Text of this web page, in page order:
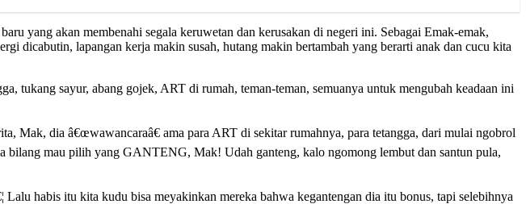
yang akan membenahi segala keruwetan dan kerusakan di negeri ini. Sebagai Emak-emak,
dicabutin, lapangan kerja makin susah, hutang makin bertambah yang berarti anak dan cucu kita
tukang sayur, abang gojek, ART di rumah, teman-teman, semuanya untuk mengubah keadaan ini
Mak, dia â€œwawancaraâ€ ama para ART di sekitar rumahnya, para tetangga, dari mulai ngobrol
bilang mau pilih yang GANTENG, Mak! Udah ganteng, kalo ngomong lembut dan santun pula,
habis itu kita kudu bisa meyakinkan mereka bahwa kegantengan dia itu bonus, tapi selebihnya